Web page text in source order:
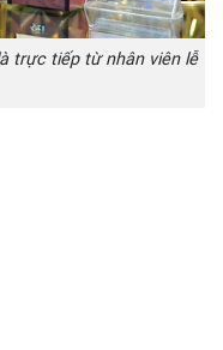
trực tiếp từ nhân viên lễ